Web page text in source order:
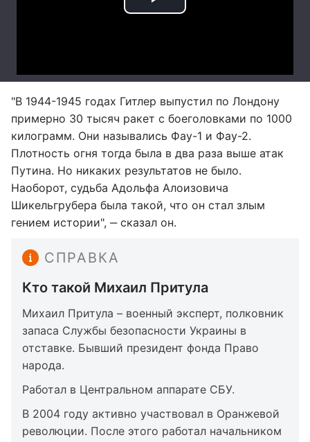
"В 1944-1945 годах Гитлер выпустил по Лондону
примерно 30 тысяч ракет с боеголовками по 1000
килограмм. Они назывались Фау-1 и Фау-2.
Плотность огня тогда была в два раза выше атак
Путина. Но никаких результатов не было.
Наоборот, судьба Адольфа Алоизовича
Шикельгрубера была такой, что он стал злым
гением истории", ‒ сказал он.
СПРАВКА
Кто такой Михаил Притула
Михаил Притула – военный эксперт, полковник
запаса Службы безопасности Украины в
отставке. Бывший президент фонда Право
народа.
Работал в Центральном аппарате СБУ.
В 2004 году активно участвовал в Оранжевой
революции. После этого работал начальником